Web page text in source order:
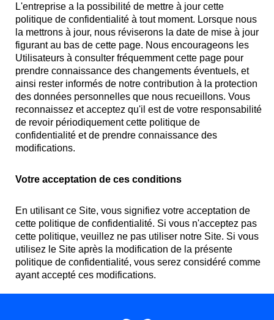
L'entreprise a la possibilité de mettre à jour cette
politique de confidentialité à tout moment. Lorsque nous
la mettrons à jour, nous réviserons la date de mise à jour
figurant au bas de cette page. Nous encourageons les
Utilisateurs à consulter fréquemment cette page pour
prendre connaissance des changements éventuels, et
ainsi rester informés de notre contribution à la protection
des données personnelles que nous recueillons. Vous
reconnaissez et acceptez qu'il est de votre responsabilité
de revoir périodiquement cette politique de
confidentialité et de prendre connaissance des
modifications.
Votre acceptation de ces conditions
En utilisant ce Site, vous signifiez votre acceptation de
cette politique de confidentialité. Si vous n'acceptez pas
cette politique, veuillez ne pas utiliser notre Site. Si vous
utilisez le Site après la modification de la présente
politique de confidentialité, vous serez considéré comme
ayant accepté ces modifications.